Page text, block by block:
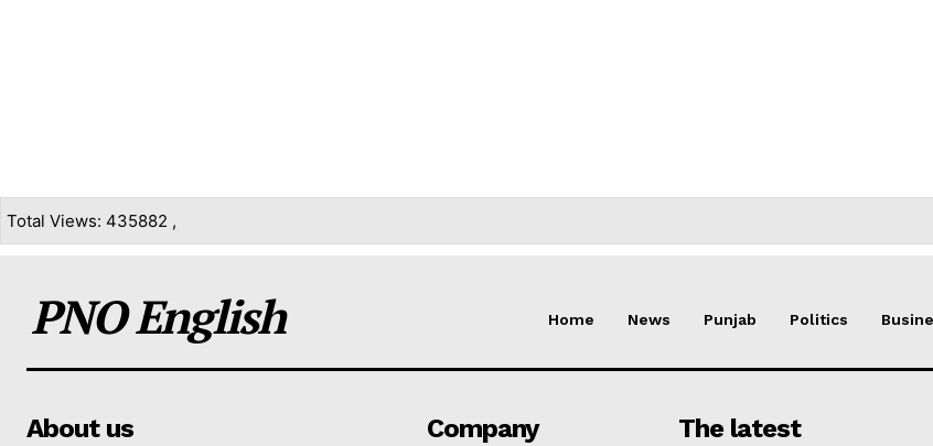
Total Views: 435882 ,
PNO English Home News Punjab Politics
About us Company The latest